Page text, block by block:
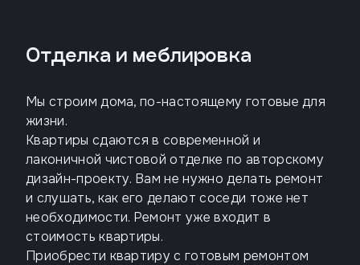
Отделка и меблировка
Мы строим дома, по-настоящему готовые для
жизни.
Квартиры сдаются в современной и
лаконичной чистовой отделке по авторскому
дизайн-проекту. Вам не нужно делать ремонт
и слушать, как его делают соседи тоже нет
необходимости. Ремонт уже входит в
стоимость квартиры.
Приобрести квартиру с готовым ремонтом